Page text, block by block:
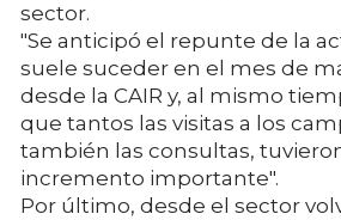
sector.
"Se anticipó el repunte de la
suele suceder en el mes de
desde la CAIR y, al mismo
que tantos las visitas a los
también las consultas,
incremento importante".
Por último, desde el sector